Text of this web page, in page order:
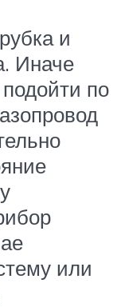
и
Иначе
по
или